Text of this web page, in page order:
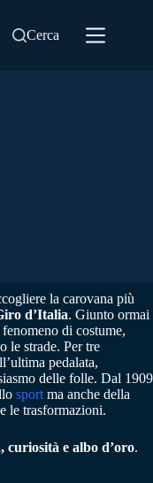
Cerca
la carovana più
d’Italia. Giunto ormai
di costume,
le strade. Per tre
pedalata,
delle folle. Dal 1909
sport ma anche della
le trasformazioni.
curiosità e albo d’oro.